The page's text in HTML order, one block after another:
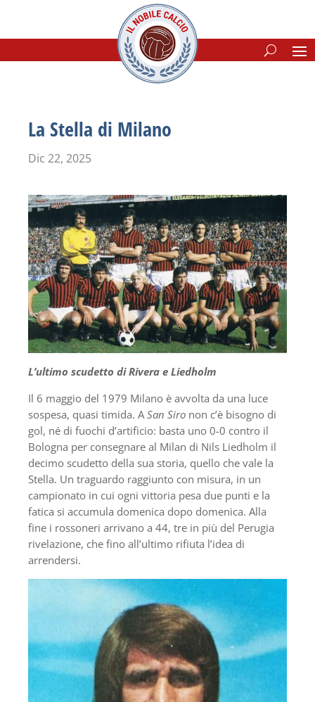
La Stella di Milano
Dic 22, 2025
L’ultimo scudetto di Rivera e Liedholm
Il 6 maggio del 1979 Milano è avvolta da una luce
sospesa, quasi timida. ASan Siro non c’è bisogno di
gol, né di fuochi d’artificio: basta uno 0-0 contro il
Bologna per consegnare al Milan di Nils Liedholm il
decimo scudetto della sua storia, quello che vale la
Stella. Un traguardo raggiunto con misura, in un
campionato in cui ogni vittoria pesa due punti e la
fatica si accumula domenica dopo domenica. Alla
fine i rossoneri arrivano a 44, tre in più del Perugia
rivelazione, che fino all’ultimo rifiuta l’idea di
arrendersi.